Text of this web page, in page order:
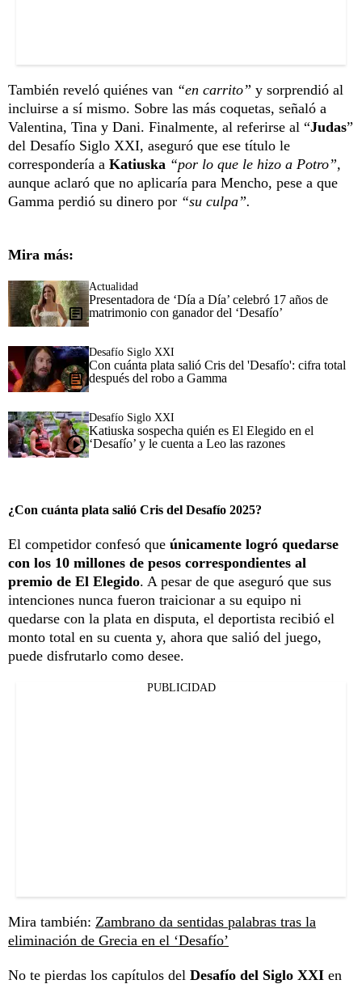
También reveló quiénes van “en carrito” y sorprendió al
incluirse a sí mismo. Sobre las más coquetas, señaló a
Valentina, Tina y Dani. Finalmente, al referirse al “Judas”
del Desafío Siglo XXI, aseguró que ese título le
correspondería a Katiuska “por lo que le hizo a Potro”,
aunque aclaró que no aplicaría para Mencho, pese a que
Gamma perdió su dinero por “su culpa”.
Mira más:
Actualidad
Presentadora de ‘Día a Día’ celebró 17 años de
matrimonio con ganador del ‘Desafío’
Desafío Siglo XXI
Con cuánta plata salió Cris del 'Desafío': cifra total
después del robo a Gamma
Desafío Siglo XXI
Katiuska sospecha quién es El Elegido en el
‘Desafío’ y le cuenta a Leo las razones
¿Con cuánta plata salió Cris del Desafío 2025?
El competidor confesó que únicamente logró quedarse
con los 10 millones de pesos correspondientes al
premio de El Elegido. A pesar de que aseguró que sus
intenciones nunca fueron traicionar a su equipo ni
quedarse con la plata en disputa, el deportista recibió el
monto total en su cuenta y, ahora que salió del juego,
puede disfrutarlo como desee.
PUBLICIDAD
Mira también: Zambrano da sentidas palabras tras la
eliminación de Grecia en el ‘Desafío’
No te pierdas los capítulos del Desafío del Siglo XXI en